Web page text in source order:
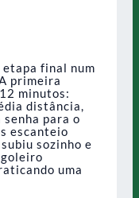
final num
primeira
minutos:
distância,
para o
escanteio
sozinho e
uma